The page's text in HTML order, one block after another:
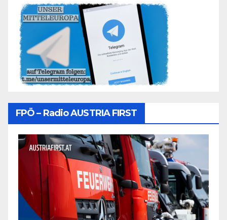
FPÖ – Radio AUSTRIA FIRST